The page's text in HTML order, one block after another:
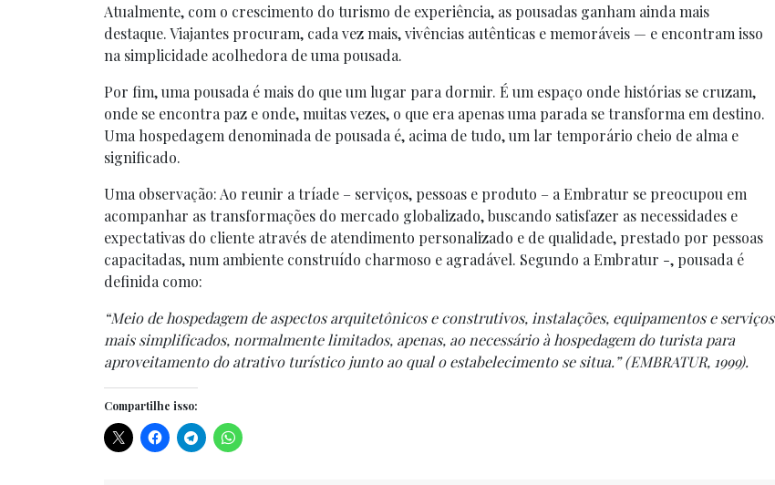
Atualmente, com o crescimento do turismo de experiência, as pousadas ganham ainda mais
destaque. Viajantes procuram, cada vez mais, vivências autênticas e memoráveis — e encontram isso
na simplicidade acolhedora de uma pousada.
Por fim, uma pousada é mais do que um lugar para dormir. É um espaço onde histórias se cruzam,
onde se encontra paz e onde, muitas vezes, o que era apenas uma parada se transforma em destino.
Uma hospedagem denominada de pousada é, acima de tudo, um lar temporário cheio de alma e
significado.
Uma observação: Ao reunir a tríade – serviços, pessoas e produto – a Embratur se preocupou em
acompanhar as transformações do mercado globalizado, buscando satisfazer as necessidades e
expectativas do cliente através de atendimento personalizado e de qualidade, prestado por pessoas
capacitadas, num ambiente construído charmoso e agradável. Segundo a Embratur -, pousada é
definida como:
“Meio de hospedagem de aspectos arquitetônicos e construtivos, instalações, equipamentos e serviços
mais simplificados, normalmente limitados, apenas, ao necessário à hospedagem do turista para
aproveitamento do atrativo turístico junto ao qual o estabelecimento se situa.” (EMBRATUR, 1999).
Compartilhe isso: